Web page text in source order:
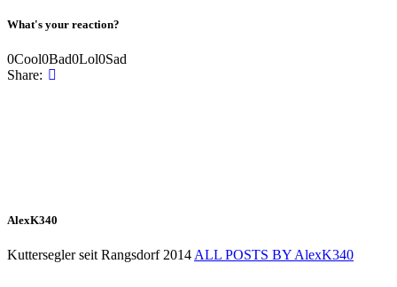
What's your reaction?
0Cool0Bad0Lol0Sad
Share:
AlexK340
Kuttersegler seit Rangsdorf 2014 ALL POSTS BY AlexK340